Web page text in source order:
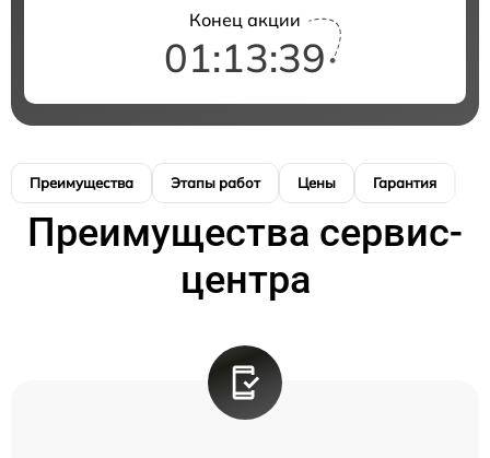
Конец акции
01:13:38
Преимущества Этапы работ Цены Гарантия
Преимущества сервис-
центра